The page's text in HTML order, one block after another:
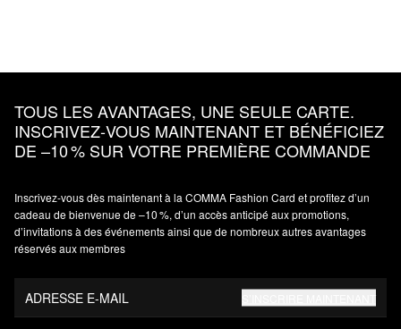
TOUS LES AVANTAGES, UNE SEULE CARTE.
INSCRIVEZ‑VOUS MAINTENANT ET BÉNÉFICIEZ
DE –10 % SUR VOTRE PREMIÈRE COMMANDE
Inscrivez‑vous dès maintenant à la COMMA Fashion Card et profitez d’un
cadeau de bienvenue de –10 %, d’un accès anticipé aux promotions,
d’invitations à des événements ainsi que de nombreux autres avantages
réservés aux membres
ADRESSE E-MAIL